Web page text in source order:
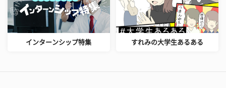
インターンシップ特集 すれみの大学生あるある